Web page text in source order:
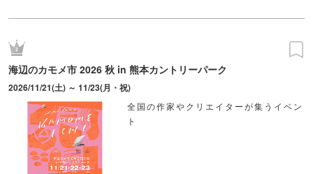
海辺のカモメ市 2026 秋 in 熊本カントリーパーク
2026/11/21(土) ～ 11/23(月・祝)
全国の作家やクリエイターが集うイベン
ト